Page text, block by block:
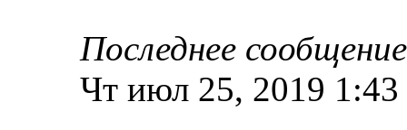
Последнее сообщение
Чт июл 25, 2019 1:43